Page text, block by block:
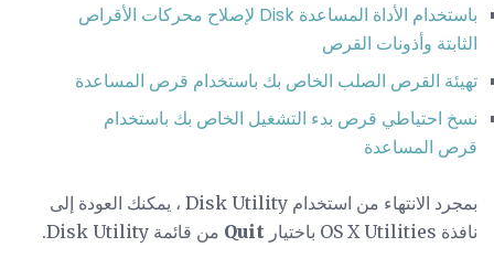
باستخدام الأداة المساعدة Disk لإصلاح محركات الأقراص
الثابتة وأذونات القرص
تهيئة القرص الصلب الخاص بك باستخدام قرص المساعدة
نسخ احتياطي قرص بدء التشغيل الخاص بك باستخدام
قرص المساعدة
بمجرد الانتهاء من استخدام Disk Utility ، يمكنك العودة إلى
نافذة OS X Utilities باختيار
Quit من قائمة Disk Utility.